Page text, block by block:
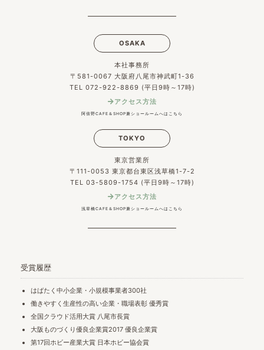
OSAKA
本社事務所
〒581-0067 大阪府八尾市神武町1-36
TEL 072-922-8869 (平日9時～17時)
アクセス方法
阿倍野CAFE＆SHOP兼ショールームへはこちら
TOKYO
東京営業所
〒111-0053 東京都台東区浅草橋1-7-2
TEL 03-5809-1754 (平日9時～17時)
アクセス方法
浅草橋CAFE＆SHOP兼ショールームへはこちら
受賞履歴
はばたく中小企業・小規模事業者300社
働きやすく生産性の高い企業・職場表彰 優秀賞
全国クラウド活用大賞 八尾市長賞
大阪ものづくり優良企業賞2017 優良企業賞
第17回ホビー産業大賞 日本ホビー協会賞